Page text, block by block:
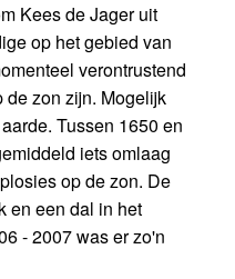
Kees de Jager uit
op het gebied van
verontrustend
zon zijn. Mogelijk
Tussen 1650 en
iets omlaag
op de zon. De
en een dal in het
- 2007 was er zo'n